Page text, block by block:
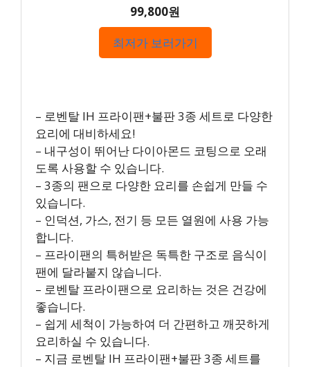
99,800원
최저가 보러가기
– 로벤탈 IH 프라이팬+불판 3종 세트로 다양한
요리에 대비하세요!
– 내구성이 뛰어난 다이아몬드 코팅으로 오래
도록 사용할 수 있습니다.
– 3종의 팬으로 다양한 요리를 손쉽게 만들 수
있습니다.
– 인덕션, 가스, 전기 등 모든 열원에 사용 가능
합니다.
– 프라이팬의 특허받은 독특한 구조로 음식이
팬에 달라붙지 않습니다.
– 로벤탈 프라이팬으로 요리하는 것은 건강에
좋습니다.
– 쉽게 세척이 가능하여 더 간편하고 깨끗하게
요리하실 수 있습니다.
– 지금 로벤탈 IH 프라이팬+불판 3종 세트를